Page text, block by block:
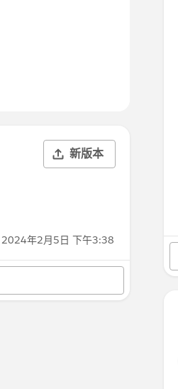
新版本
2024年2月5日 下午3:38